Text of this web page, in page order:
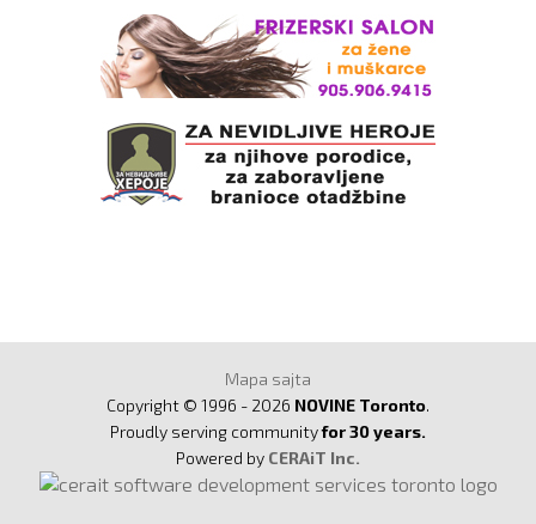
Mapa sajta
Copyright © 1996 - 2026 NOVINE Toronto.
Proudly serving communityfor 30 years.
Powered by CERAiT Inc.